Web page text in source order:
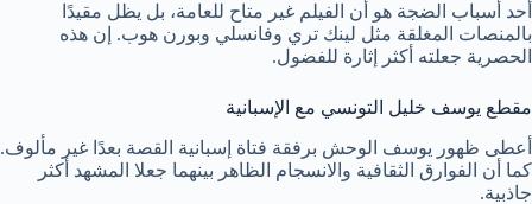
أحد أسباب الضجة هو أن الفيلم غير متاح للعامة، بل يظل مقيدًا
بالمنصات المغلقة مثل لينك تري وفانسلي وبورن هوب. إن هذه
الحصرية جعلته أكثر إثارة للفضول.
مقطع يوسف خليل التونسي مع الإسبانية
أعطى ظهور يوسف الوحش برفقة فتاة إسبانية القصة بعدًا غير مألوف.
كما أن الفوارق الثقافية والانسجام الظاهر بينهما جعلا المشهد أكثر
جاذبية.